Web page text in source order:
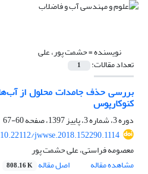
نویسنده =حشمت پور، علی
تعداد مقالات: 1
بررسی حذف جامدات محلول از
کنوکارپوس
دوره 3، شماره 3، پاییز 1397، صفحه
60-67
10.22112/jwwse.2018.152290.1114
معصومه فراستی، علی حشمت پور
مشاهده مقاله
اصل مقاله 808.16 K